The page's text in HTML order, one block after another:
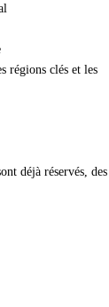
régions clés et les
déjà réservés, des